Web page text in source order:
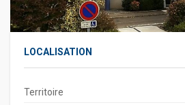
LOCALISATION
Territoire